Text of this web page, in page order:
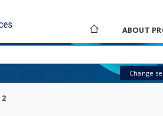
ABOUT
Change
2